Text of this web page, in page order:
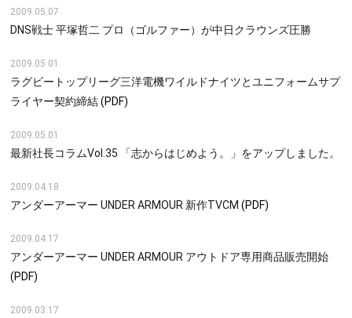
2009.05.07
DNS戦士 平塚哲二 プロ（ゴルファー）が中日クラウンズ圧勝
2009.05.01
ラグビートップリーグ三洋電機ワイルドナイツとユニフォームサプ
ライヤー契約締結(PDF)
2009.05.01
最新社長コラムVol.35 「志からはじめよう。」をアップしました。
2009.04.18
アンダーアーマー UNDER ARMOUR 新作TVCM (PDF)
2009.04.17
アンダーアーマー UNDER ARMOUR アウトドア専用商品販売開始
(PDF)
2009.03.17